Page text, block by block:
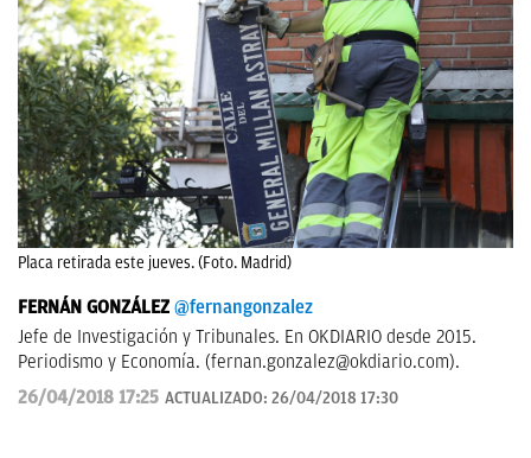
Placa retirada este jueves. (Foto. Madrid)
FERNÁN GONZÁLEZ @fernangonzalez
Jefe de Investigación y Tribunales. En OKDIARIO desde 2015.
Periodismo y Economía. (fernan.gonzalez@okdiario.com).
26/04/2018 17:25 ACTUALIZADO: 26/04/2018 17:30